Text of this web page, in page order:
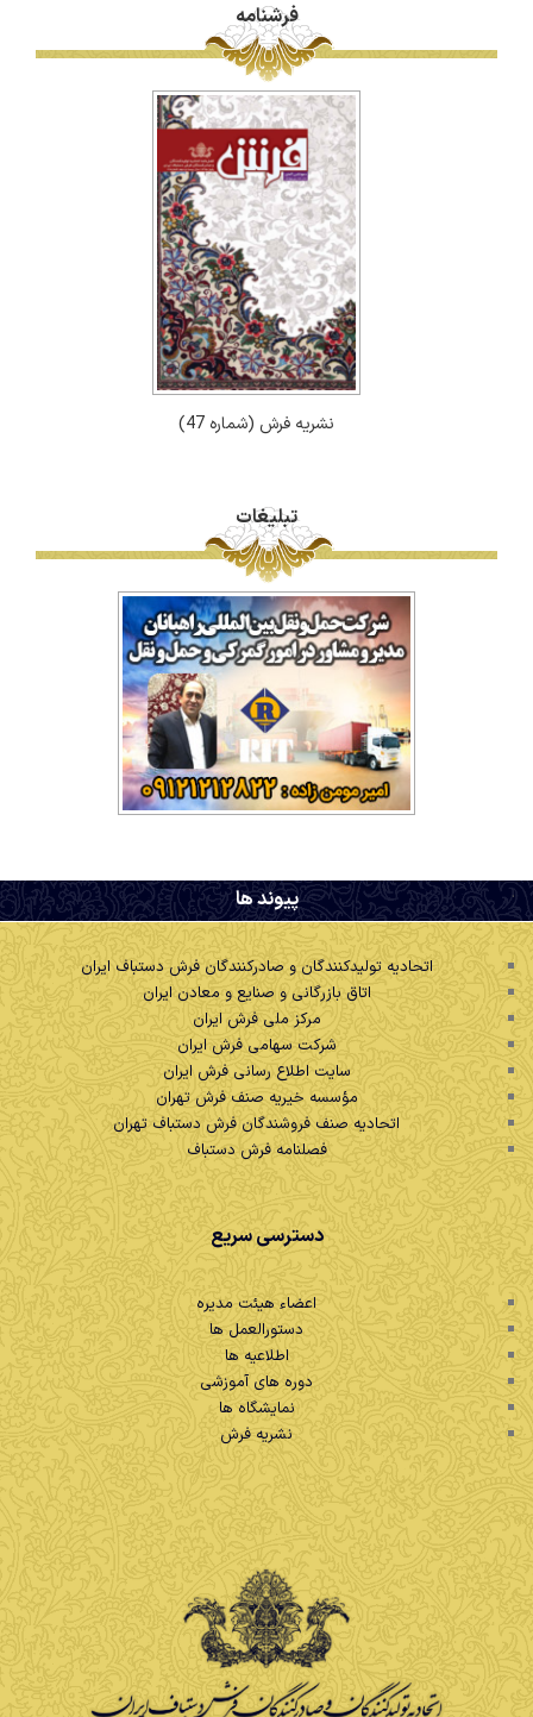
فرشنامه
نشریه فرش (شماره 47)
تبلیغات
. پیوند ها
اتحادیه تولیدکنندگان و صادرکنندگان فرش دستباف ایران
اتاق بازرگانی و صنایع و معادن ایران
مرکز ملی فرش ایران
شرکت سهامی فرش ایران
سایت اطلاع رسانی فرش ایران
مؤسسه خیریه صنف فرش تهران
اتحادیه صنف فروشندگان فرش دستباف تهران
فصلنامه فرش دستباف
دسترسی سریع
اعضاء هیئت مدیره
دستورالعمل ها
اطلاعیه ها
دوره های آموزشی
نمایشگاه ها
نشریه فرش